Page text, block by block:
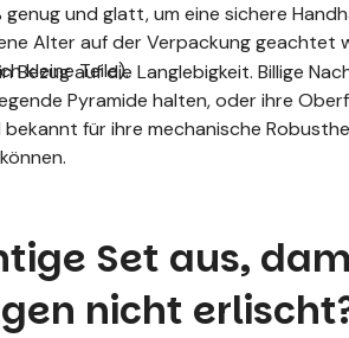
und glatt, um eine sichere
Alter auf der Verpackung geachtet
kleine Teile).
auf die Langlebigkeit. Billige
Pyramide halten, oder ihre
bekannt für ihre mechanische
Set aus,
nicht